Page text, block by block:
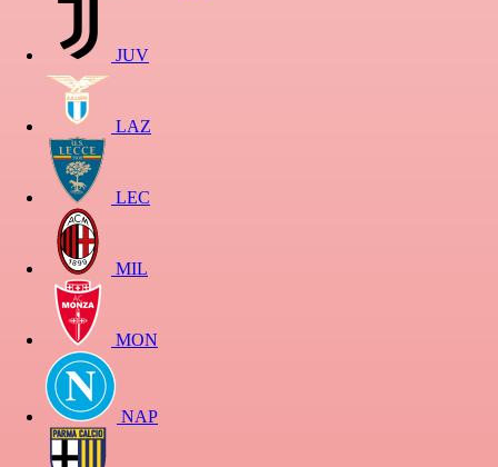
JUV
LAZ
LEC
MIL
MON
NAP